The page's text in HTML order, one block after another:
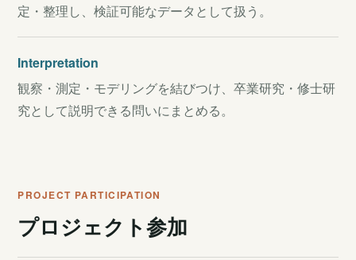
定・整理し、検証可能なデータとして扱う。
Interpretation
観察・測定・モデリングを結びつけ、卒業研究・修士研
究として説明できる問いにまとめる。
PROJECT PARTICIPATION
プロジェクト参加